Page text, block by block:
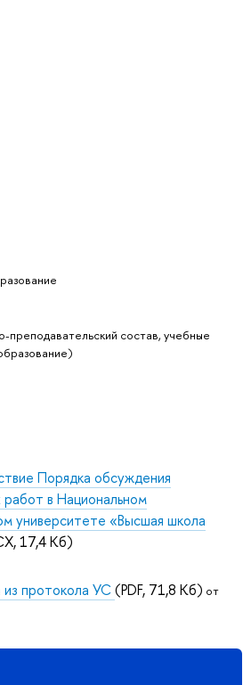
преподавательский состав, учебные
Порядка обсуждения
в Национальном
университете «Высшая школа
17,4 Кб)
из протокола УС(PDF, 71,8 Кб) от